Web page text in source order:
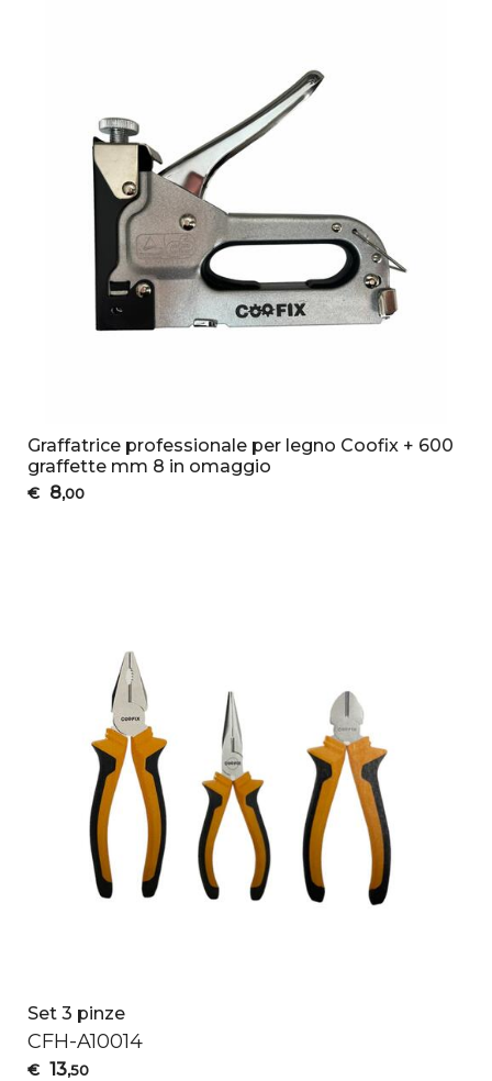
Graffatrice professionale per legno Coofix + 600
graffette mm 8 in omaggio
€ 8,00
Set 3 pinze
CFH-A10014
€ 13,50